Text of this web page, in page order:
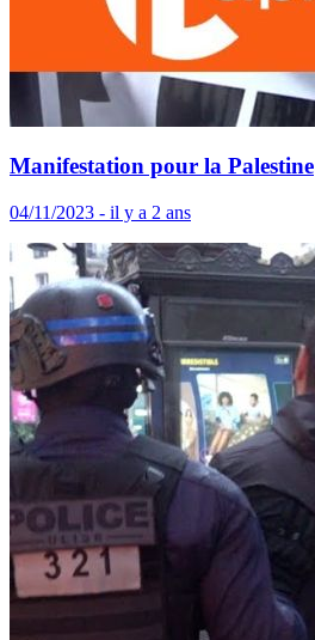
Manifestation pour la Palestine
04/11/2023 - il y a 2 ans